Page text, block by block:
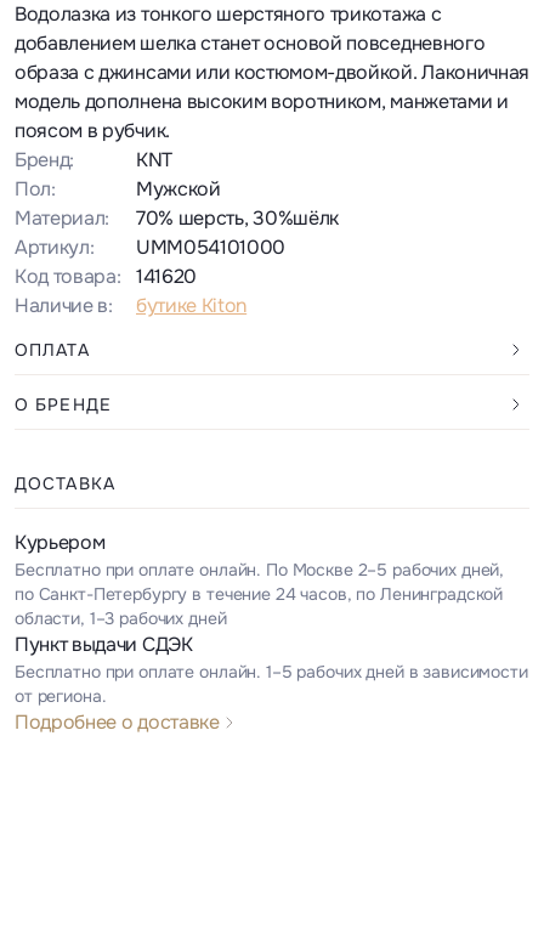
Водолазка из тонкого шерстяного трикотажа с
добавлением шелка станет основой повседневного
образа с джинсами или костюмом-двойкой. Лаконичная
модель дополнена высоким воротником, манжетами и
поясом в рубчик.
Бренд:
KNT
Пол:
Мужской
Материал:
70% шерсть, 30%шёлк
Артикул:
UMM054101000
Код товара:
141620
Наличие в:
бутике Kiton
ОПЛАТА
О БРЕНДЕ
ДОСТАВКА
Курьером
Бесплатно при оплате онлайн. По Москве 2–5 рабочих дней,
по Санкт-Петербургу в течение 24 часов, по Ленинградской
области, 1–3 рабочих дней
Пункт выдачи СДЭК
Бесплатно при оплате онлайн. 1–5 рабочих дней в зависимости
от региона.
Подробнее о доставке